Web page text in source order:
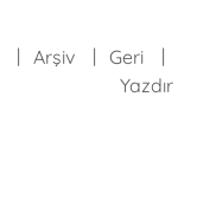
Arşiv
Geri
Yazdır